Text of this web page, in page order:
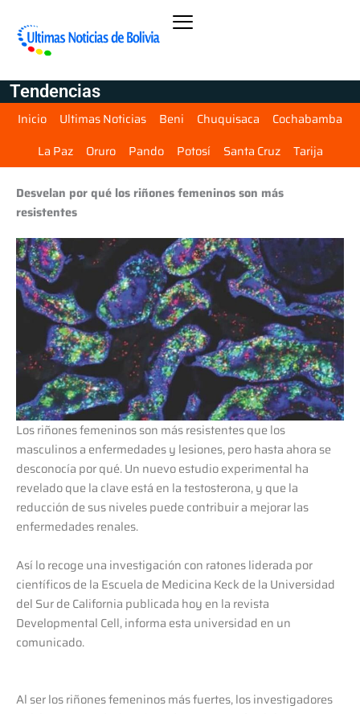
Tendencias
Inicio Ultimas Noticias Beni Chuquisaca
Cochabamba
La Paz
Oruro Pando Potosí Santa Cruz Tarija
Desvelan por qué los riñones femeninos son más
resistentes
Los riñones femeninos son más resistentes que los
masculinos a enfermedades y lesiones, pero hasta ahora se
desconocía por qué. Un nuevo estudio experimental ha
revelado que la clave está en la testosterona, y que la
reducción de sus niveles puede contribuir a mejorar las
enfermedades renales.
Así lo recoge una investigación con ratones liderada por
científicos de la Escuela de Medicina Keck de la Universidad
del Sur de California publicada hoy en la revista
Developmental Cell, informa esta universidad en un
comunicado.
Al ser los riñones femeninos más fuertes, los investigadores